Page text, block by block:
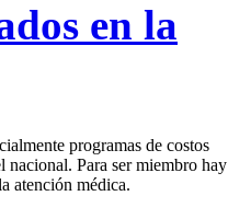
en la
programas de costos
nacional. Para ser miembro hay
atención médica.